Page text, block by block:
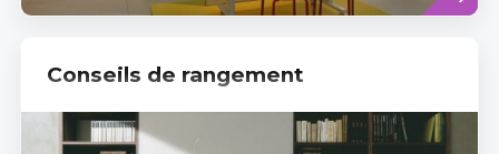
Conseils de rangement